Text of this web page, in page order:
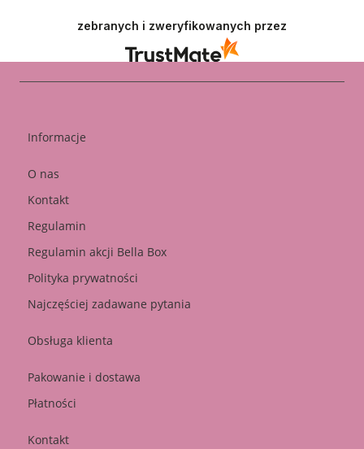
zebranych i zweryfikowanych przez
Informacje
O nas
Kontakt
Regulamin
Regulamin akcji Bella Box
Polityka prywatności
Najczęściej zadawane pytania
Obsługa klienta
Pakowanie i dostawa
Płatności
Kontakt